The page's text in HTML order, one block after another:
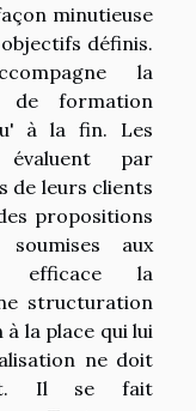
minutieuse
définis.
la
de formation
à la fin. Les
par
de leurs clients
propositions
aux
efficace la
structuration
la place qui lui
ne doit
Il se fait